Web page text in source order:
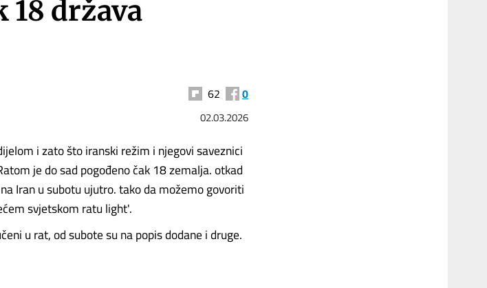
18 država
62 0
02.03.2026
i zato što iranski režim i njegovi saveznici
je do sad pogođeno čak 18 zemalja. otkad
Iran u subotu ujutro. tako da možemo govoriti
svjetskom ratu light'.
u rat, od subote su na popis dodane i druge.